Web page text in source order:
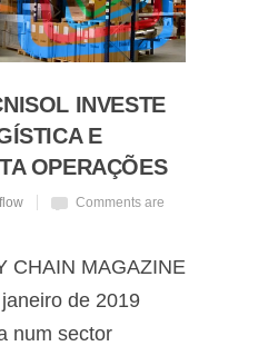
INVESTE
E
OPERAÇÕES
Comments are
CHAIN MAGAZINE
de 2019
num sector